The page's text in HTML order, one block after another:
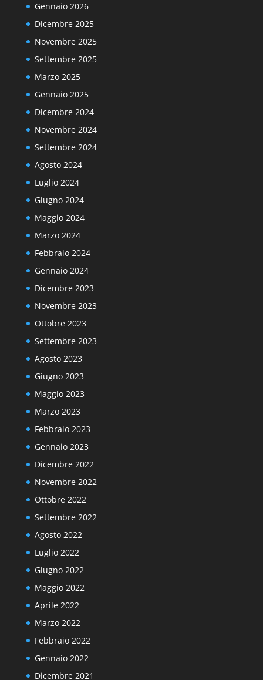
Gennaio 2026
Dicembre 2025
Novembre 2025
Settembre 2025
Marzo 2025
Gennaio 2025
Dicembre 2024
Novembre 2024
Settembre 2024
Agosto 2024
Luglio 2024
Giugno 2024
Maggio 2024
Marzo 2024
Febbraio 2024
Gennaio 2024
Dicembre 2023
Novembre 2023
Ottobre 2023
Settembre 2023
Agosto 2023
Giugno 2023
Maggio 2023
Marzo 2023
Febbraio 2023
Gennaio 2023
Dicembre 2022
Novembre 2022
Ottobre 2022
Settembre 2022
Agosto 2022
Luglio 2022
Giugno 2022
Maggio 2022
Aprile 2022
Marzo 2022
Febbraio 2022
Gennaio 2022
Dicembre 2021